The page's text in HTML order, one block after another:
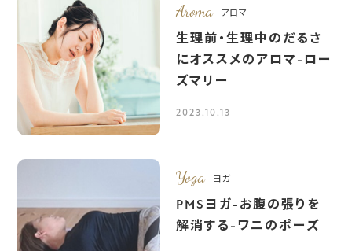
Aroma アロマ
生理前・生理中のだるさ
にオススメのアロマ-ロー
ズマリー
2023.10.13
Yoga ヨガ
PMSヨガ-お腹の張りを
解消する-ワニのポーズ